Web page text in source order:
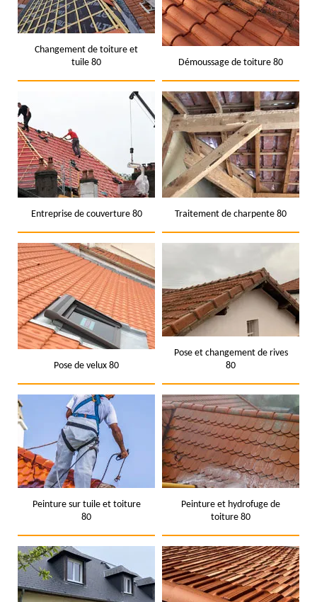
Changement de toiture et
tuile 80
Démoussage de toiture 80
Entreprise de couverture 80 Traitement de charpente 80
Pose de velux 80
Pose et changement de rives
80
Peinture sur tuile et toiture
80
Peinture et hydrofuge de
toiture 80